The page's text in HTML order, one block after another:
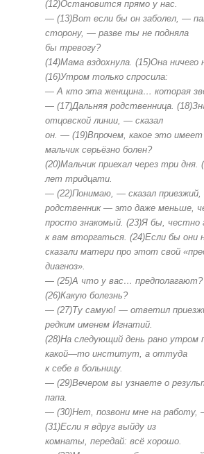
(12)Остановится прямо у нас.
— (13)Вот если бы он заболел, —
сторону, — разве ты не подняла
бы тревогу?
(14)Мама вздохнула. (15)Она ничего
(16)Утром только спросила:
— А кто эта женщина… которая
— (17)Дальняя родственница.
отцовской линии, — сказал
он. — (19)Впрочем, какое это имеет
мальчик серьёзно болен?
(20)Мальчик приехал через три дня. (
лет тридцати.
— (22)Понимаю, — сказал приезжий,
родственник — это даже меньше,
просто знакомый. (23)Я бы, честно
к вам вторгаться. (24)Если бы они
сказали матери про этот свой
диагноз».
— (25)А что у вас… предполагают?
(26)Какую болезнь?
— (27)Ту самую! — ответил
редким именем Игнатий.
(28)На следующий день рано утром
какой—то институт, а оттуда
к себе в больницу.
— (29)Вечером вы узнаете о
папа.
— (30)Нет, позвони мне на работу,
(31)Если я вдруг выйду из
комнаты, передай: всё хорошо.